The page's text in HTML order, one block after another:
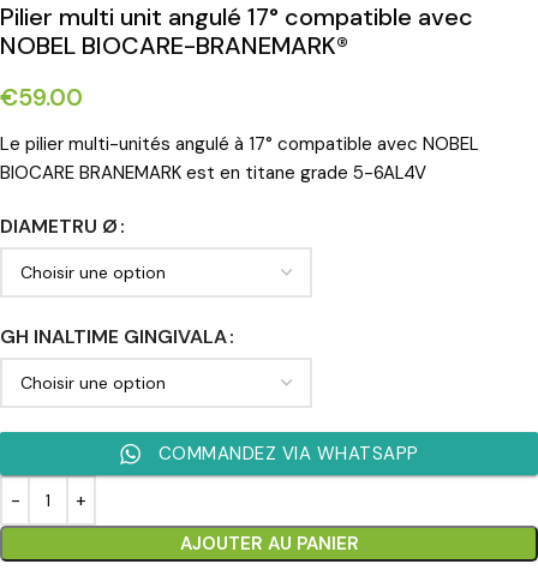
Pilier multi unit angulé 17° compatible avec
NOBEL BIOCARE-BRANEMARK®
€59.00
Le pilier multi-unités angulé à 17° compatible avec NOBEL
BIOCARE BRANEMARK est en titane grade 5-6AL4V
DIAMETRU Ø
GH INALTIME GINGIVALA
AJOUTER AU PANIER
COMMANDEZ VIA WHATSAPP